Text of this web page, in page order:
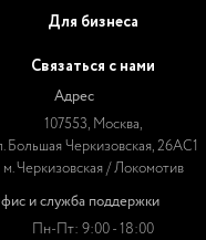
Для бизнеса
Связаться с нами
Адрес
107553, Москва,
Большая Черкизовская, 26АС1
м. Черкизовская / Локомотив
и служба поддержки
Пн-Пт: 9:00 - 18:00